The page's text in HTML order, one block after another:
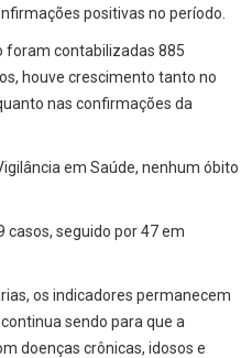
positivas no período.
foram contabilizadas 885
houve crescimento tanto no
nas confirmações da
em Saúde, nenhum óbito
seguido por 47 em
os indicadores permanecem
sendo para que a
doenças crônicas, idosos e